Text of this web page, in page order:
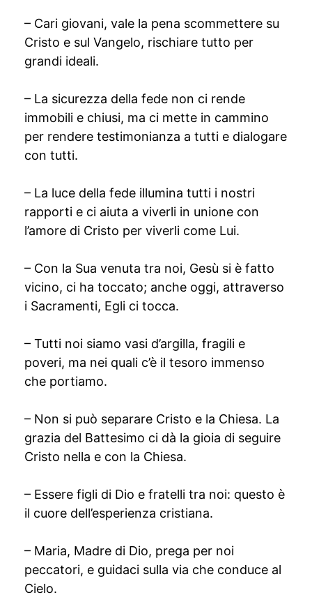
– Cari giovani, vale la pena scommettere su
Cristo e sul Vangelo, rischiare tutto per
grandi ideali.
– La sicurezza della fede non ci rende
immobili e chiusi, ma ci mette in cammino
per rendere testimonianza a tutti e dialogare
con tutti.
– La luce della fede illumina tutti i nostri
rapporti e ci aiuta a viverli in unione con
l’amore di Cristo per viverli come Lui.
– Con la Sua venuta tra noi, Gesù si è fatto
vicino, ci ha toccato; anche oggi, attraverso
i Sacramenti, Egli ci tocca.
– Tutti noi siamo vasi d’argilla, fragili e
poveri, ma nei quali c’è il tesoro immenso
che portiamo.
– Non si può separare Cristo e la Chiesa. La
grazia del Battesimo ci dà la gioia di seguire
Cristo nella e con la Chiesa.
– Essere figli di Dio e fratelli tra noi: questo è
il cuore dell’esperienza cristiana.
– Maria, Madre di Dio, prega per noi
peccatori, e guidaci sulla via che conduce al
Cielo.